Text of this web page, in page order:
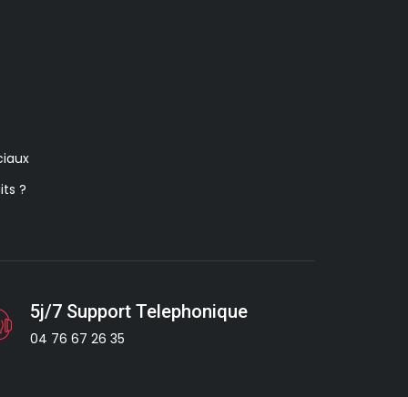
?
5j/7 Support Telephonique
04 76 67 26 35